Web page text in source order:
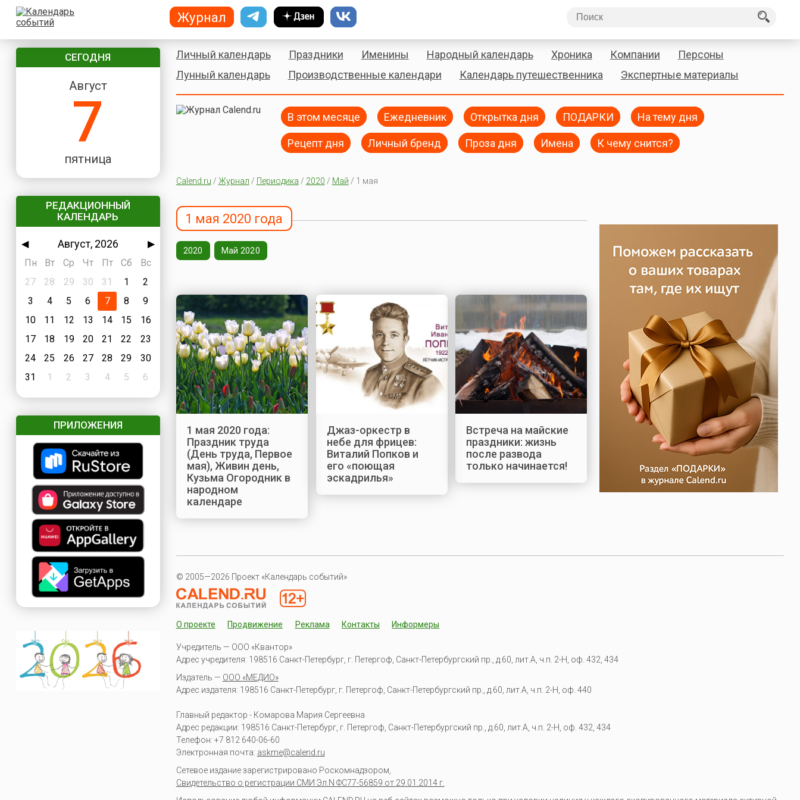
СЕГОДНЯ
Август
7
пятница
РЕДАКЦИОННЫЙ
КАЛЕНДАРЬ
◀ Август, 2026
▶
Пн
Вт Ср Чт Пт Сб
Вс
27
28 29 30 31 1
2
3
4 5 6 7 8
9
10
11 12 13 14 15
16
17
18 19 20 21 22
23
24
25 26 27 28 29
30
31
1 2 3 4 5 6
ПРИЛОЖЕНИЯ
Личный календарь Праздники Именины Народный календарь Хроника Компании
Персоны
Лунный календарь
Производственные календари Календарь путешественника Экспертные материалы
В этом месяце Ежедневник Открытка дня ПОДАРКИ На тему дня
Рецепт дня Личный бренд Проза дня Имена К чему снится?
Calend.ru / Журнал / Периодика / 2020 / Май / 1 мая
1 мая 2020 года
2020 Май 2020
1 мая 2020 года:
Праздник труда
(День труда, Первое
мая), Живин день,
Кузьма Огородник в
народном
календаре
Джаз-оркестр в
небе для фрицев:
Виталий Попков и
его «поющая
эскадрилья»
Встреча на майские
праздники: жизнь
после развода
только начинается!
© 2005—2026 Проект «Календарь событий»
О проекте Продвижение Реклама Контакты Информеры
Учредитель — ООО «Квантор»
Адрес учредителя: 198516 Санкт-Петербург, г. Петергоф, Санкт-Петербургский пр., д.60, лит.А, ч.п. 2-Н, оф. 432, 434
Издатель — ООО «МЕДИО»
Адрес издателя: 198516 Санкт-Петербург, г. Петергоф, Санкт-Петербургский пр., д.60, лит.А, ч.п. 2-Н, оф. 440
Главный редактор - Комарова Мария Сергеевна
Адрес редакции: 198516 Санкт-Петербург, г. Петергоф Санкт-Петербургский пр., д.60, лит.А, ч.п. 2-Н, оф. 432, 434
Телефон: +7 812 640-06-60
Электронная почта: askme@calend.ru
Сетевое издание зарегистрировано Роскомнадзором,
Свидетельство о регистрации СМИ Эл.N ФС77-56859 от 29.01.2014 г.
Журнал